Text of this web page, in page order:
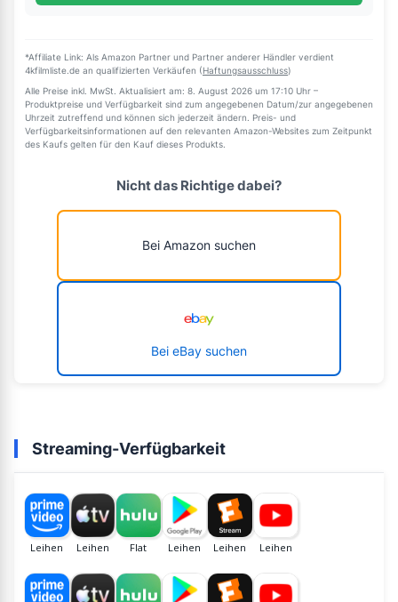
*Affiliate Link: Als Amazon Partner und Partner anderer Händler verdient
4kfilmliste.de an qualifizierten Verkäufen (Haftungsausschluss)
Alle Preise inkl. MwSt. Aktualisiert am: 8. August 2026 um 17:10 Uhr –
Produktpreise und Verfügbarkeit sind zum angegebenen Datum/zur angegebenen
Uhrzeit zutreffend und können sich jederzeit ändern. Preis- und
Verfügbarkeitsinformationen auf den relevanten Amazon-Websites zum Zeitpunkt
des Kaufs gelten für den Kauf dieses Produkts.
Nicht das Richtige dabei?
Bei Amazon suchen
Bei eBay suchen
Streaming-Verfügbarkeit